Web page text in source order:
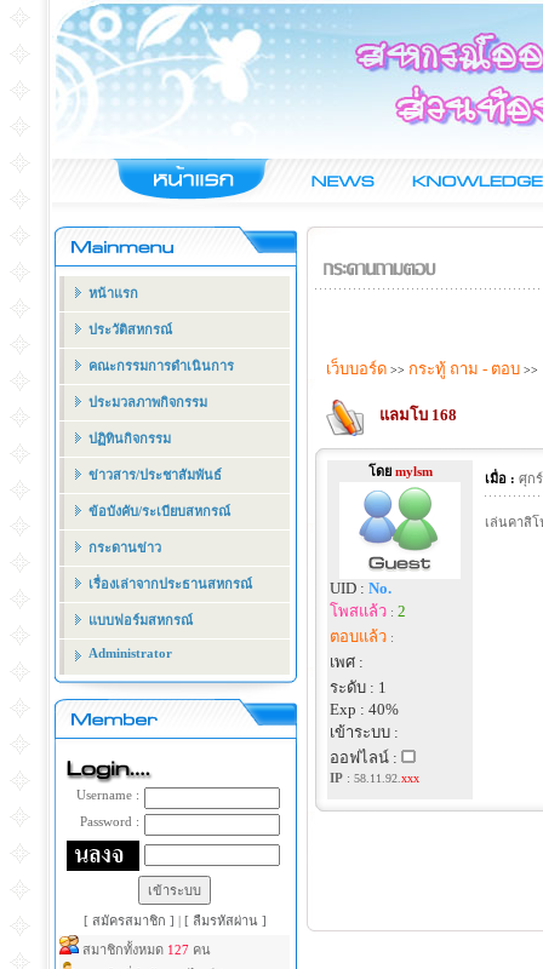
หน้าแรก
ประวัติสหกรณ์
คณะกรรมการดำเนินการ
ประมวลภาพกิจกรรม
ปฏิทินกิจกรรม
ข่าวสาร/ประชาสัมพันธ์
ข้อบังคับ/ระเบียบสหกรณ์
กระดานข่าว
เรื่องเล่าจากประธานสหกรณ์
แบบฟอร์มสหกรณ์
Administrator
Username :
Password :
[ สมัครสมาชิก ] | [ ลืมรหัสผ่าน ]
สมาชิกทั้งหมด 127 คน
เว็บบอร์ด >> กระทู้ ถาม - ตอบ >>
แลมโบ 168
โดยmylsm
UID : No.
โพสแล้ว: 2
ตอบแล้ว:
เพศ :
ระดับ : 1
Exp : 40%
เข้าระบบ :
ออฟไลน์ :
IP: 58.11.92. xxx
เมื่อ : ศุก
เล่นคาสิ